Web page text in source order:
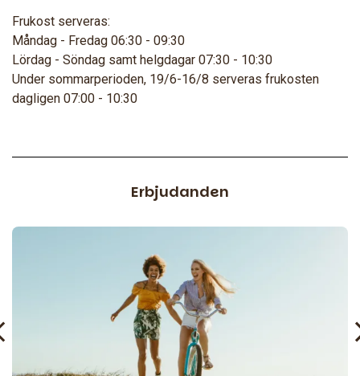
Frukost serveras:
Måndag - Fredag 06:30 - 09:30
Lördag - Söndag samt helgdagar 07:30 - 10:30
Under sommarperioden, 19/6-16/8 serveras frukosten
dagligen 07:00 - 10:30
Erbjudanden